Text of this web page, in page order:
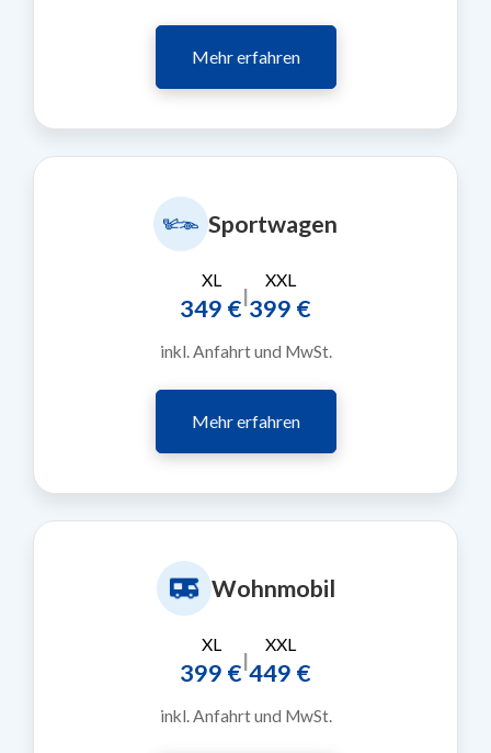
Mehr erfahren
Sportwagen
XL
349 €|
XXL
399 €
inkl. Anfahrt und MwSt.
Mehr erfahren
Wohnmobil
XL
399 €|
XXL
449 €
inkl. Anfahrt und MwSt.